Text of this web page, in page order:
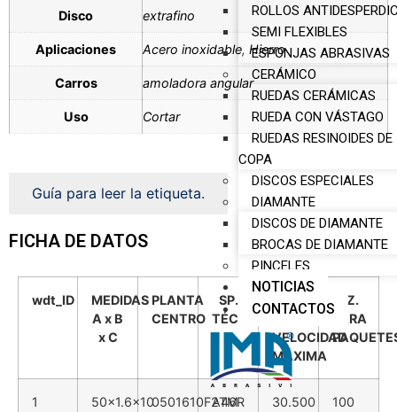
ROLLOS
SEMI FLEXIBLES
ESPONJAS ABRASIVAS
CERÁMICO
RUEDAS CERÁMICAS
RUEDA CON VÁSTAGO
RUEDAS RESINOIDES DE
COPA
DISCOS ESPECIALES
DIAMANTE
DISCOS DE DIAMANTE
BROCAS DE DIAMANTE
PINCELES
NOTICIAS
CONTACTOS
Disco extrafino
Aplicaciones Acero inoxidable, Hierro
Carros amoladora angular
Uso Cortar
Guía para leer la etiqueta.
FICHA DE DATOS
wdt_ID
MEDIDAS
A x B
x C
PLANTA
CENTRO
SP.
TÉCNICAS
RPM
DE
VELOCIDAD
MÁXIMA
PZ.
PARA
1 50x1.6x100501610F2TM
A46R 30.500 100